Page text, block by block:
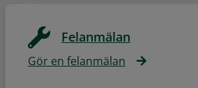
Felanmälan
Gör en felanmälan